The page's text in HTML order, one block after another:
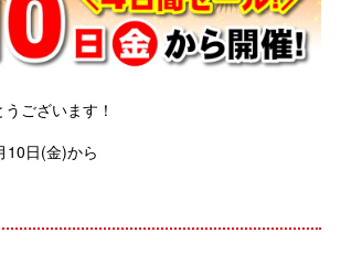
ございます！
10日(金)から